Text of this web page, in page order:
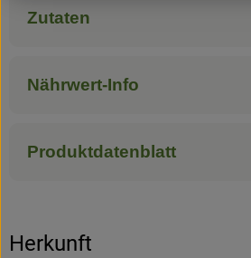
Zutaten
Nährwert-Info
Produktdatenblatt
Herkunft